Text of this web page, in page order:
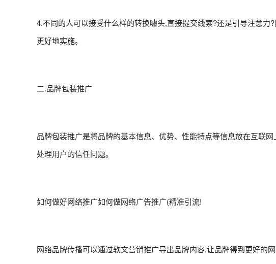
4.不同的人可以接受什么样的转换噱头,直接提交线索?还是引导注意
更好地实施。
二.品牌包装推广
品牌包装推广是将品牌的基本信息、优势、性能特点等信息放在互联
处理用户的信任问题。
如何做好网络推广如何做网络广告推广(精准引流!
网络品牌传播可以通过软文营销推广导出品牌内容,让品牌得到更好的网